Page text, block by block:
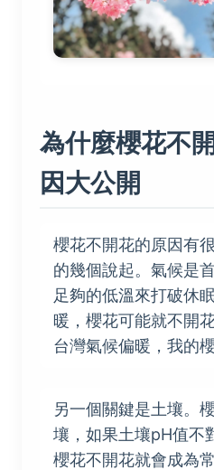
為什麼櫻花不
因大公開
櫻花不開花的原因有
的幾個說起。氣候是
足夠的低溫來打破休
暖，櫻花可能就不開
台灣氣候偏暖，我的
另一個關鍵是土壤。
壤，如果土壤pH值不
櫻花不開花就會成為